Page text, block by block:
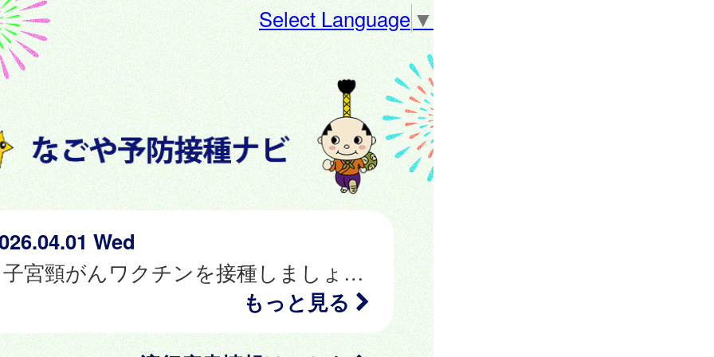
Select Language▼
Wed
子宮頸がんワクチンを接種しましょう。（小学校６年生から高校１年生相当の女子）
もっと見る